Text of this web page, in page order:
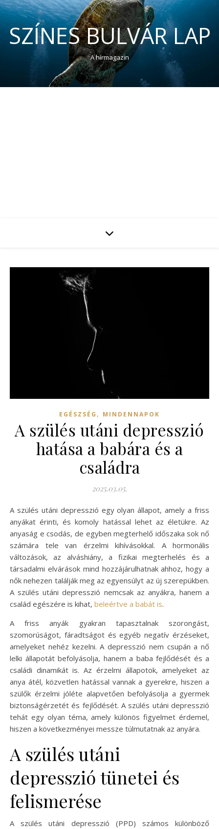
SZÍNES BULVÁR LAP
A hírmagazin
EGÉSZSÉG , MINDENNAPOK
A szülés utáni depresszió
hatása a babára és a
családra
2025.03.05.
A szülés utáni depresszió egy olyan állapot, amely a friss
anyákat érinti, és komoly hatással lehet az életükre. Az
anyaság e csodás, de egyben megterhelő időszaka sok nő
számára tele van érzelmi kihívásokkal. A hormonális
változások, az alváshiány, a fizikai megterhelés és a
társadalmi elvárások mind hozzájárulhatnak ahhoz, hogy a
nők nehezen találják meg az egyensúlyt az új szerepükben.
A szülés utáni depresszió nemcsak az anyákra, hanem a
család egészére is kihat, beleértve a babát is.
A friss anyák gyakran tapasztalnak szorongást,
szomorúságot, fáradtságot és egyéb negatív érzéseket,
amelyeket nehéz kezelni. A depresszió nem csupán a nő
lelki állapotát befolyásolja, hanem a baba fejlődését és a
családi dinamikát is. Az érzelmi állapotok, amelyeket az
anya átél, közvetlen hatással vannak a gyerekre, hiszen a
szülők érzelmi jóléte alapvetően befolyásolja a gyermek
biztonságérzetét és fejlődését. A szülés utáni depresszió
tehát egy olyan téma, amely különös figyelmet érdemel,
hiszen a következményei messze túlmutatnak az anyára.
A szülés utáni
depresszió tünetei és
felismerése
A szülés utáni depresszió (PPD) számos különböző